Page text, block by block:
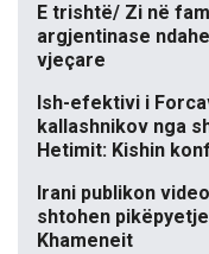
E trishtë/ Zi në
argjentinase
vjeçare
Ish-efektivi i
kallashnikov nga
Hetimit: Kishin
Irani publikon
shtohen
Khameneit